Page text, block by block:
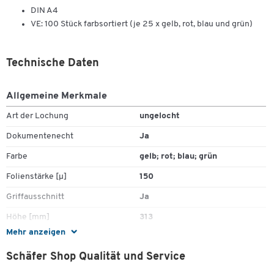
DIN A4
VE: 100 Stück farbsortiert (je 25 x gelb, rot, blau und grün)
Mehr anzeigen
Technische Daten
Allgemeine Merkmale
Art der Lochung ungelocht
Dokumentenecht Ja
Farbe gelb; rot; blau; grün
Folienstärke [µ] 150
Griffausschnitt Ja
Höhe [mm] 313
Lochung
Material
Hart Polyvinylchlorid (Hart-
Schäfer Shop Qualität und Service
Zum Zoomen doppeltippen